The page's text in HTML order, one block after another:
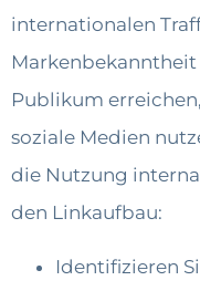
internationalen
Publikum
soziale Medien
die Nutzung
den Linkaufbau:
Identifizieren